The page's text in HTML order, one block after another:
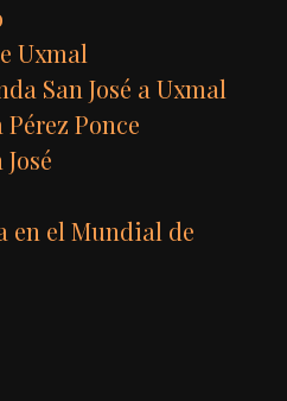
Uxmal
San José a Uxmal
Ponce
en el Mundial de